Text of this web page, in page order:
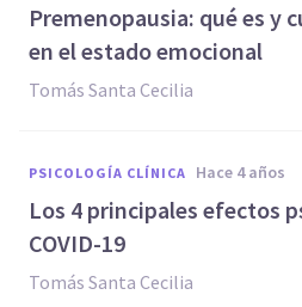
Premenopausia: qué es y
en el estado emocional
Tomás Santa Cecilia
PSICOLOGÍA CLÍNICA hace 4 años
Los 4 principales efectos
COVID-19
Tomás Santa Cecilia